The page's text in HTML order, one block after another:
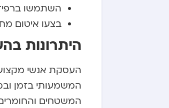
השתמשו
בצעו איטום
היתרונות
העסקת אנשי
המשמעותי בזמן
המשטחים